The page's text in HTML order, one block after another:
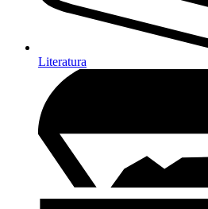
Literatura